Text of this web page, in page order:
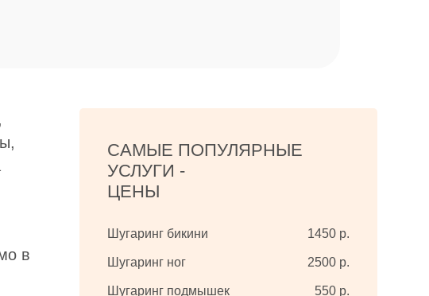
в
САМЫЕ ПОПУЛЯРНЫЕ
УСЛУГИ -
ЦЕНЫ
Шугаринг бикини 1450 р.
Шугаринг ног 2500 р.
Шугаринг подмышек 550 р.